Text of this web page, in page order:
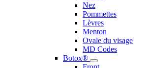
Nez
Pommettes
Lèvres
Menton
Ovale du visage
MD Codes
Botox®